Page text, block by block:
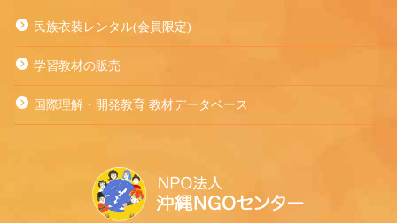
民族衣装レンタル(会員限定)
学習教材の販売
国際理解・開発教育 教材データベース